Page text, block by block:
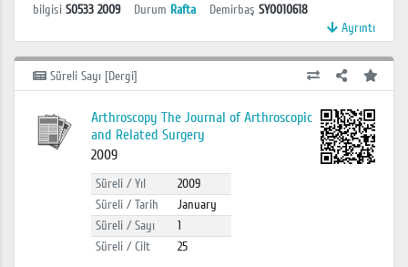
bilgisi S0533 2009 Durum Rafta Demirbaş SY0010618
Ayrıntı
Süreli Sayı [Dergi]
Arthroscopy The Journal of Arthroscopic
and Related Surgery
2009
Süreli / Yıl
2009
Süreli / Tarih
January
Süreli / Sayı
1
Süreli / Cilt
25